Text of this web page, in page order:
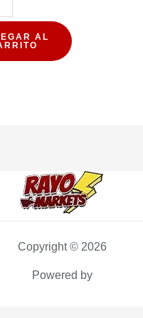
MIRAFLORES
PRIMAVERA
AL
Copyright © 2026
Powered by